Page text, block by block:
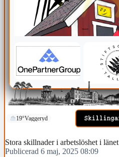
19°Vaggeryd
Stora skillnader i arbetslöshet i länet
Publicerad 6 maj, 2025 08:09